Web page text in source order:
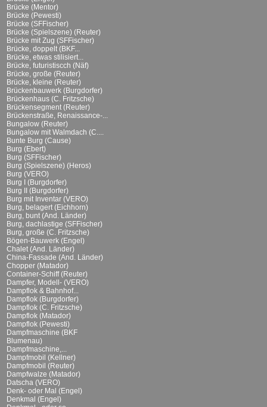
Brücke (Mentor)
Brücke (Pewesti)
Brücke (SFFischer)
Brücke (Spielszene) (Reuter)
Brücke mit Zug (SFFischer)
Brücke, doppelt (BKF...
Brücke, etwas stilisiert...
Brücke, futuristiscch (Näf)
Brücke, große (Reuter)
Brücke, kleine (Reuter)
Brückenbauwerk (Burgdorfer)
Brückenhaus (C. Fritzsche)
Brückensegment (Reuter)
Brückenstraße, Renaissance-...
Bungalow (Reuter)
Bungalow mit Walmdach (C....
Bunte Burg (Cause)
Burg (Ebert)
Burg (SFFischer)
Burg (Spielszene) (Heros)
Burg (VERO)
Burg I (Burgdorfer)
Burg II (Burgdorfer)
Burg mit Inventar (VERO)
Burg, belagert (Eichhorn)
Burg, bunt (And. Länder)
Burg, dachlastige (SFFischer)
Burg, große (C. Fritzsche)
Bögen-Bauwerk (Engel)
Chalet (And. Länder)
China-Fassade (And. Länder)
Chopper (Matador)
Container-Schiff (Reuter)
Dampfer, Modell- (VERO)
Dampflok & Bahnhof...
Dampflok (Burgdorfer)
Dampflok (C. Fritzsche)
Dampflok (Matador)
Dampflok (Pewesti)
Dampfmaschine (BKF
Blumenau)
Dampfmaschine,...
Dampfmobil (Kellner)
Dampfmobil (Reuter)
Dampfwalze (Matador)
Datscha (VERO)
Denk- oder Mal (Engel)
Denkmal (Engel)